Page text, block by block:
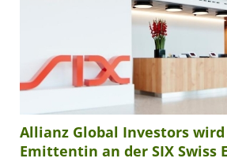
Allianz Global Investors wird
Emittentin an der SIX Swiss